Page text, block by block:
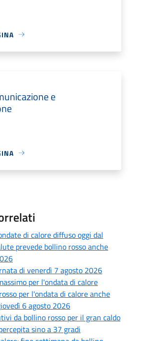
e
di calore diffuso oggi dal
prevede bollino rosso anche
di venerdì 7 agosto 2026
per l'ondata di calore
per l'ondata di calore anche
6 agosto 2026
da bollino rosso per il gran caldo
sino a 37 gradi